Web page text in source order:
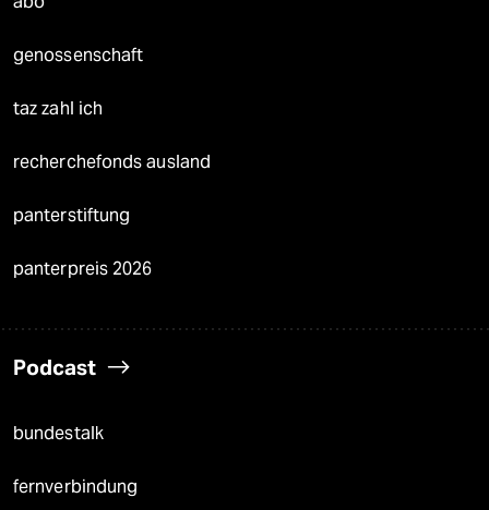
genossenschaft
taz zahl ich
recherchefonds ausland
panterstiftung
panterpreis 2026
Podcast
bundestalk
fernverbindung